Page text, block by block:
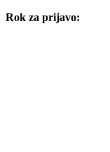
Rok za prijavo: